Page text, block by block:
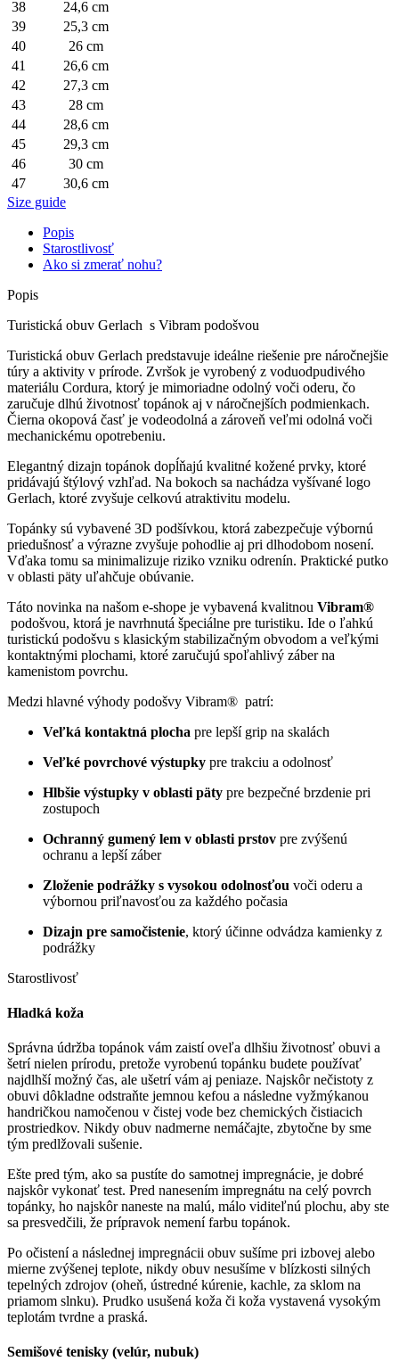
38
24,6 cm
39
25,3 cm
40
26 cm
41
26,6 cm
42
27,3 cm
43
28 cm
44
28,6 cm
45
29,3 cm
46
30 cm
47
30,6 cm
Size guide
Popis
Starostlivosť
Ako si zmerať nohu?
Popis
Turistická obuv Gerlach s Vibram podošvou
Turistická obuv Gerlach predstavuje ideálne riešenie pre náročnejšie
túry a aktivity v prírode. Zvršok je vyrobený z voduodpudivého
materiálu Cordura, ktorý je mimoriadne odolný voči oderu, čo
zaručuje dlhú životnosť topánok aj v náročnejších podmienkach.
Čierna okopová časť je vodeodolná a zároveň veľmi odolná voči
mechanickému opotrebeniu.
Elegantný dizajn topánok dopĺňajú kvalitné kožené prvky, ktoré
pridávajú štýlový vzhľad. Na bokoch sa nachádza vyšívané logo
Gerlach, ktoré zvyšuje celkovú atraktivitu modelu.
Topánky sú vybavené 3D podšívkou, ktorá zabezpečuje výbornú
priedušnosť a výrazne zvyšuje pohodlie aj pri dlhodobom nosení.
Vďaka tomu sa minimalizuje riziko vzniku odrenín. Praktické putko
v oblasti päty uľahčuje obúvanie.
Táto novinka na našom e-shope je vybavená kvalitnou Vibram®
podošvou, ktorá je navrhnutá špeciálne pre turistiku. Ide o ľahkú
turistickú podošvu s klasickým stabilizačným obvodom a veľkými
kontaktnými plochami, ktoré zaručujú spoľahlivý záber na
kamenistom povrchu.
Medzi hlavné výhody podošvy Vibram® patrí:
Veľká kontaktná plocha pre lepší grip na skalách
Veľké povrchové výstupky pre trakciu a odolnosť
Hlbšie výstupky v oblasti päty pre bezpečné brzdenie pri
zostupoch
Ochranný gumený lem v oblasti prstov pre zvýšenú
ochranu a lepší záber
Zloženie podrážky s vysokou odolnosťou voči oderu a
výbornou priľnavosťou za každého počasia
Dizajn pre samočistenie, ktorý účinne odvádza kamienky z
podrážky
Starostlivosť
Hladká koža
Správna údržba topánok vám zaistí oveľa dlhšiu životnosť obuvi a
šetrí nielen prírodu, pretože vyrobenú topánku budete používať
najdlhší možný čas, ale ušetrí vám aj peniaze. Najskôr nečistoty z
obuvi dôkladne odstraňte jemnou kefou a následne vyžmýkanou
handričkou namočenou v čistej vode bez chemických čistiacich
prostriedkov. Nikdy obuv nadmerne nemáčajte, zbytočne by sme
tým predlžovali sušenie.
Ešte pred tým, ako sa pustíte do samotnej impregnácie, je dobré
najskôr vykonať test. Pred nanesením impregnátu na celý povrch
topánky, ho najskôr naneste na malú, málo viditeľnú plochu, aby ste
sa presvedčili, že prípravok nemení farbu topánok.
Po očistení a následnej impregnácii obuv sušíme pri izbovej alebo
mierne zvýšenej teplote, nikdy obuv nesušíme v blízkosti silných
tepelných zdrojov (oheň, ústredné kúrenie, kachle, za sklom na
priamom slnku). Prudko usušená koža či koža vystavená vysokým
teplotám tvrdne a praská.
Semišové tenisky (velúr, nubuk)